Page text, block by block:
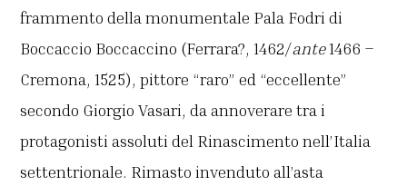
frammento della monumentale Pala Fodri di
Boccaccio Boccaccino (Ferrara?, 1462/ante1466 –
Cremona, 1525), pittore “raro” ed “eccellente”
secondo Giorgio Vasari, da annoverare tra i
protagonisti assoluti del Rinascimento nell’Italia
settentrionale. Rimasto invenduto all’asta